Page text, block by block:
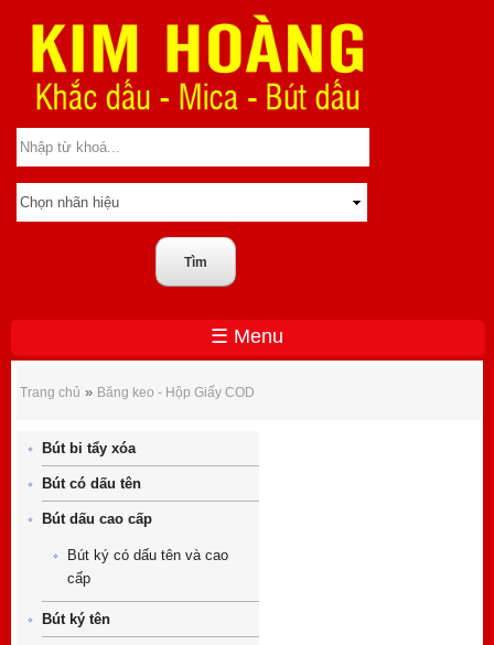
☰ Menu
Trang chủ » Băng keo - Hộp Giấy COD
Bút bi tẩy xóa
Bút có dấu tên
Bút dấu cao cấp
Bút ký có dấu tên và cao
cấp
Bút ký tên